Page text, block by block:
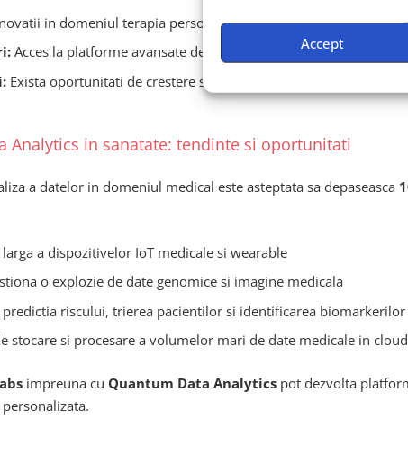
Accept
in domeniul terapia personalizate, bazate pe profiluri
Acces la platforme avansate de analiza a datelor, care reduc
Exista oportunitati de crestere substantiala, pe fondul
Analytics in sanatate: tendinte si oportunitati
a datelor in domeniul medical este asteptata sa depaseasca
a dispozitivelor IoT medicale si wearable
o explozie de date genomice si imagine medicala
riscului, trierea pacientilor si identificarea biomarkerilor
stocare si procesare a volumelor mari de date medicale in cloud
impreuna cu Quantum Data Analytics pot dezvolta